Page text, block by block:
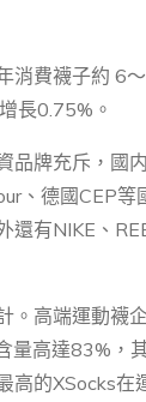
消費襪子約 6
長0.75%。
品牌充斥，國
、德國CEP
還有NIKE、
。高端運動襪
高達83%，
的XSocks